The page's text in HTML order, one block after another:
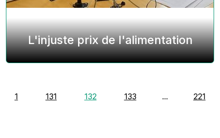
L'injuste prix de l'alimentation
1 131 132 133 ... 221